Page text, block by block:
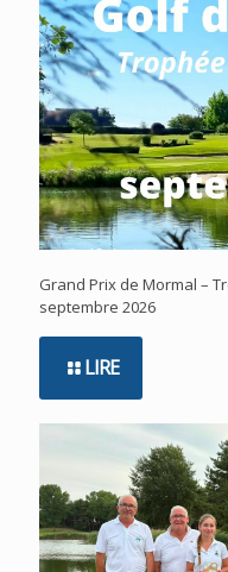
Grand Prix de Mormal –
septembre 2026
LIRE